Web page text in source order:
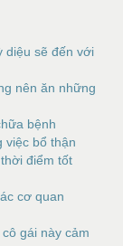
diệu sẽ đến với
nên ăn những
bệnh
việc bổ thận
điểm tốt
cơ quan
gái này cảm